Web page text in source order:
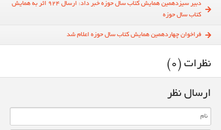
دبیر سیزدهمین همایش کتاب سال حوزه خبر داد: ارسال 924 اثر به همایش
کتاب سال حوزه
فراخوان چهاردهمین همایش کتاب سال حوزه اعلام شد
نظرات (0)
ارسال نظر